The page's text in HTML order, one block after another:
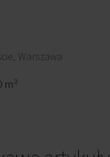
Warszawa
m²